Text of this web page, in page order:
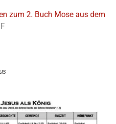
zum 2. Buch Mose aus dem